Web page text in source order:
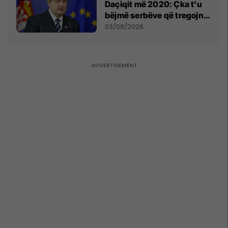
Daçiqit më 2020: Çka t'u
bëjmë serbëve që tregojnë
ku janë varrosur shqiptarët
03/08/2026